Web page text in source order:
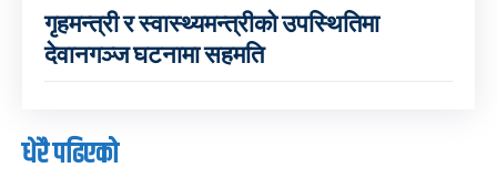
गृहमन्त्री र स्वास्थ्यमन्त्रीको उपस्थितिमा
देवानगञ्ज घटनामा सहमति
धेरै पढिएको